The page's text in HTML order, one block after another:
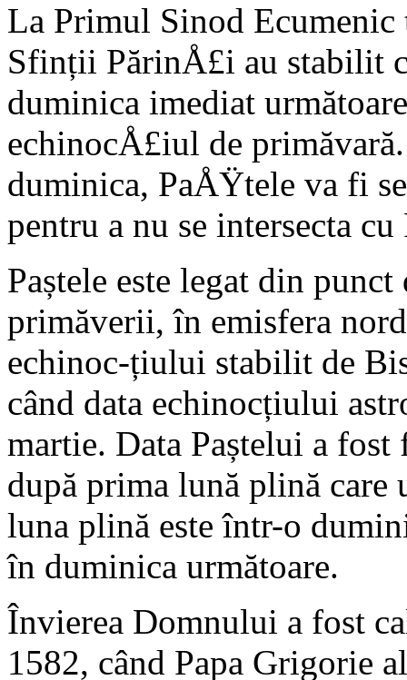
La Primul Sinod
Sfinții PărinÅ£i au stabilit
duminica imediat
echinocÅ£iul de
duminica, PaÅŸtele va fi
pentru a nu se intersecta
Paștele este legat din
primăverii, în emisfera
echinoc-țiului stabilit de
când data echinocțiului
martie. Data Paștelui a
după prima lună plină care
luna plină este într-o
în duminica următoare.
Învierea Domnului a fost
1582, când Papa Grigorie